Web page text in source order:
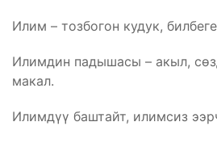
Илим – тозбогон кудук,
Илимдин падышасы – акыл,
макал.
Илимдүү баштайт, илимсиз